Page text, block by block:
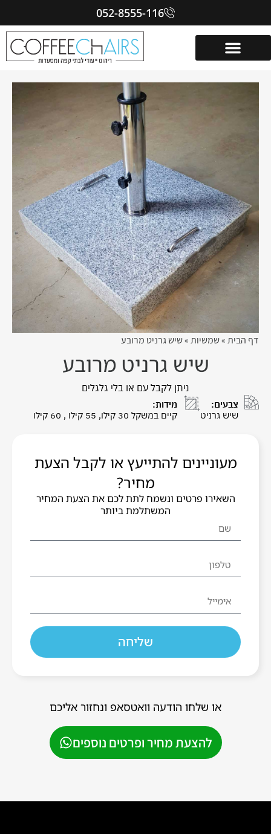
052-8555-116
דף הבית»שמשיות»שיש גרניט מרובע
שיש גרניט מרובע
ניתן לקבל עם או בלי גלגלים
צבעים:
שיש גרניט
מידות:
קיים במשקל 30 קילו, 55 קילו , 60 קילו
מעוניינים להתייעץ או לקבל הצעת
מחיר?
השאירו פרטים ונשמח לתת לכם את הצעת המחיר
המשתלמת ביותר
שליחה
או שלחו הודעה וואטסאפ ונחזור אליכם
להצעת מחיר ופרטים נוספים